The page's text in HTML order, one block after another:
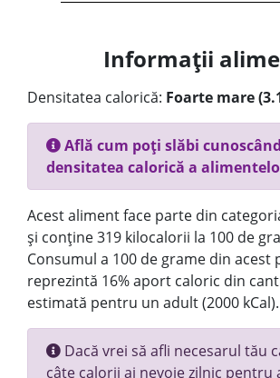
Informații
Densitatea calorică: Foarte mare
Află cum poți slăbi cunoscând
densitatea calorică a
Acest aliment face parte din
și conține 319 kilocalorii la 100 de
Consumul a 100 de grame din acest
reprezintă 16% aport caloric din
estimată pentru un adult (2000 kCal).
Dacă vrei să afli necesarul tău
câte calorii ai nevoie zilnic pentru